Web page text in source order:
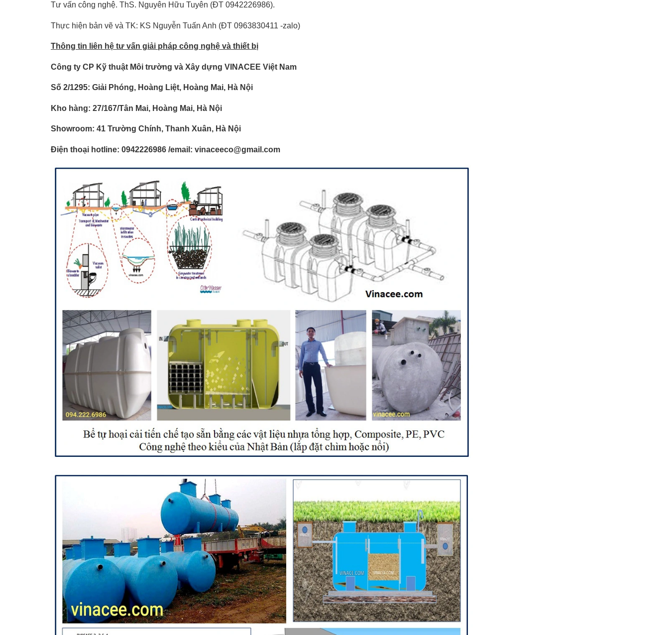
Tư vấn công nghệ. ThS. Nguyên Hữu Tuyên (ĐT 0942226986).
Thực hiện bản vẽ và TK: KS Nguyễn Tuấn Anh (ĐT 0963830411 -zalo)
Thông tin liên hệ tư vấn giải pháp công nghệ và thiết bị
Công ty CP Kỹ thuật Môi trường và Xây dựng VINACEE Việt Nam
Số 2/1295: Giải Phóng, Hoàng Liệt, Hoàng Mai, Hà Nội
Kho hàng: 27/167/Tân Mai, Hoàng Mai, Hà Nội
Showroom: 41 Trường Chính, Thanh Xuân, Hà Nội
Điện thoại hotline: 0942226986 /email: vinaceeco@gmail.com